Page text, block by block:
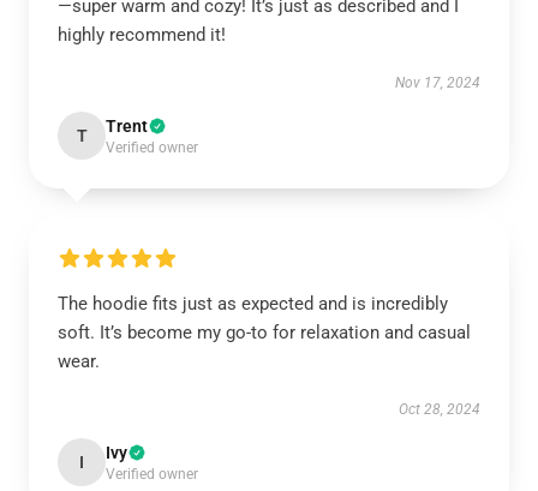
—super warm and cozy! It’s just as described and I
highly recommend it!
Nov 17, 2024
T Trent
Verified owner
The hoodie fits just as expected and is incredibly
soft. It’s become my go-to for relaxation and casual
wear.
Oct 28, 2024
I Ivy
Verified owner